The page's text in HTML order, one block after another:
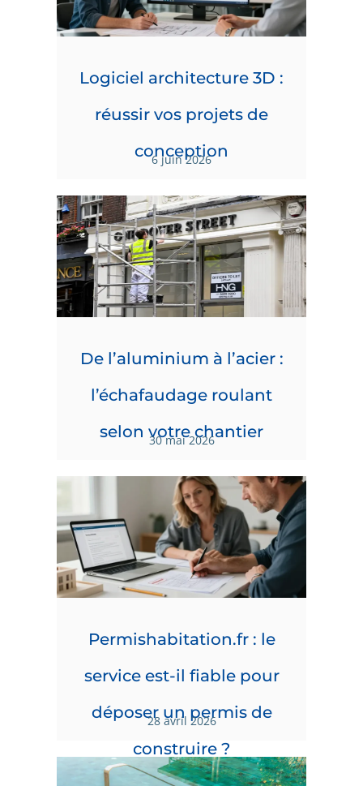
Logiciel architecture 3D :
réussir vos projets de
conception
6 juin 2026
De l’aluminium à l’acier :
l’échafaudage roulant
selon votre chantier
30 mai 2026
Permishabitation.fr : le
service est-il fiable pour
déposer un permis de
construire ?
28 avril 2026